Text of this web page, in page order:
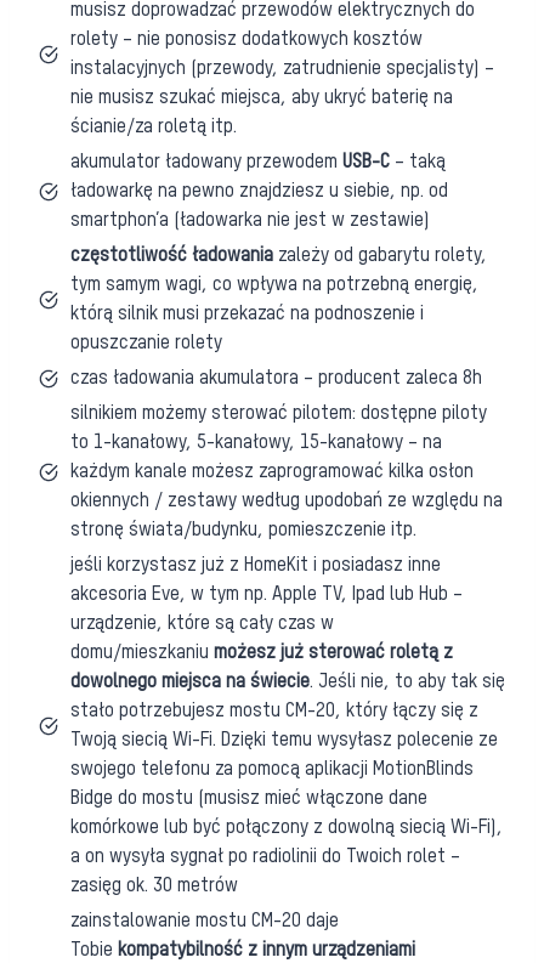
musisz doprowadzać przewodów elektrycznych do
rolety – nie ponosisz dodatkowych kosztów
instalacyjnych (przewody, zatrudnienie specjalisty) –
nie musisz szukać miejsca, aby ukryć baterię na
ścianie/za roletą itp.
akumulator ładowany przewodem USB-C – taką
ładowarkę na pewno znajdziesz u siebie, np. od
smartphon’a (ładowarka nie jest w zestawie)
częstotliwość ładowania zależy od gabarytu rolety,
tym samym wagi, co wpływa na potrzebną energię,
którą silnik musi przekazać na podnoszenie i
opuszczanie rolety
czas ładowania akumulatora – producent zaleca 8h
silnikiem możemy sterować pilotem: dostępne piloty
to 1-kanałowy, 5-kanałowy, 15-kanałowy – na
każdym kanale możesz zaprogramować kilka osłon
okiennych / zestawy według upodobań ze względu na
stronę świata/budynku, pomieszczenie itp.
jeśli korzystasz już z HomeKit i posiadasz inne
akcesoria Eve, w tym np. Apple TV, Ipad lub Hub –
urządzenie, które są cały czas w
domu/mieszkaniu możesz już sterować roletą z
dowolnego miejsca na świecie. Jeśli nie, to aby tak się
stało potrzebujesz mostu CM-20, który łączy się z
Twoją siecią Wi-Fi. Dzięki temu wysyłasz polecenie ze
swojego telefonu za pomocą aplikacji MotionBlinds
Bidge do mostu (musisz mieć włączone dane
komórkowe lub być połączony z dowolną siecią Wi-Fi),
a on wysyła sygnał po radiolinii do Twoich rolet –
zasięg ok. 30 metrów
zainstalowanie mostu CM-20 daje
Tobie kompatybilność z innym urządzeniami